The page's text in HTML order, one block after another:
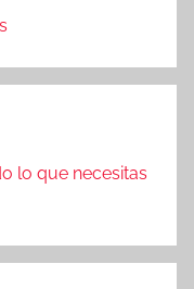
lo que necesitas